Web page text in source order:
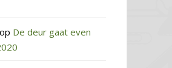
op De deur gaat even